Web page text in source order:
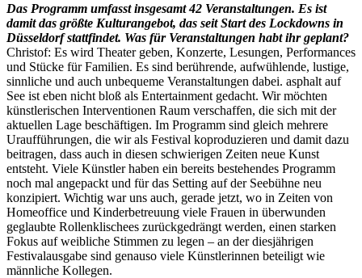
Das Programm umfasst insgesamt 42 Veranstaltungen. Es ist
damit das größte Kulturangebot, das seit Start des Lockdowns in
Düsseldorf stattfindet. Was für Veranstaltungen habt ihr geplant?
Christof: Es wird Theater geben, Konzerte, Lesungen, Performances
und Stücke für Familien. Es sind berührende, aufwühlende, lustige,
sinnliche und auch unbequeme Veranstaltungen dabei. asphalt auf
See ist eben nicht bloß als Entertainment gedacht. Wir möchten
künstlerischen Interventionen Raum verschaffen, die sich mit der
aktuellen Lage beschäftigen. Im Programm sind gleich mehrere
Uraufführungen, die wir als Festival koproduzieren und damit dazu
beitragen, dass auch in diesen schwierigen Zeiten neue Kunst
entsteht. Viele Künstler haben ein bereits bestehendes Programm
noch mal angepackt und für das Setting auf der Seebühne neu
konzipiert. Wichtig war uns auch, gerade jetzt, wo in Zeiten von
Homeoffice und Kinderbetreuung viele Frauen in überwunden
geglaubte Rollenklischees zurückgedrängt werden, einen starken
Fokus auf weibliche Stimmen zu legen – an der diesjährigen
Festivalausgabe sind genauso viele Künstlerinnen beteiligt wie
männliche Kollegen.